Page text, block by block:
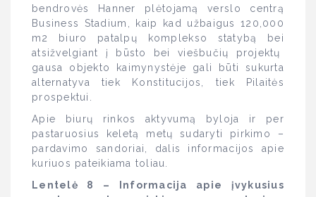
bendrovės Hanner plėtojamą verslo centrą
Business Stadium, kaip kad užbaigus 120,000
m2 biuro patalpų komplekso statybą bei
atsižvelgiant į būsto bei viešbučių projektų
gausa objekto kaimynystėje gali būti sukurta
alternatyva tiek Konstitucijos, tiek Pilaitės
prospektui.
Apie biurų rinkos aktyvumą byloja ir per
pastaruosius keletą metų sudaryti pirkimo –
pardavimo sandoriai, dalis informacijos apie
kuriuos pateikiama toliau.
Lentelė 8 – Informacija apie įvykusius